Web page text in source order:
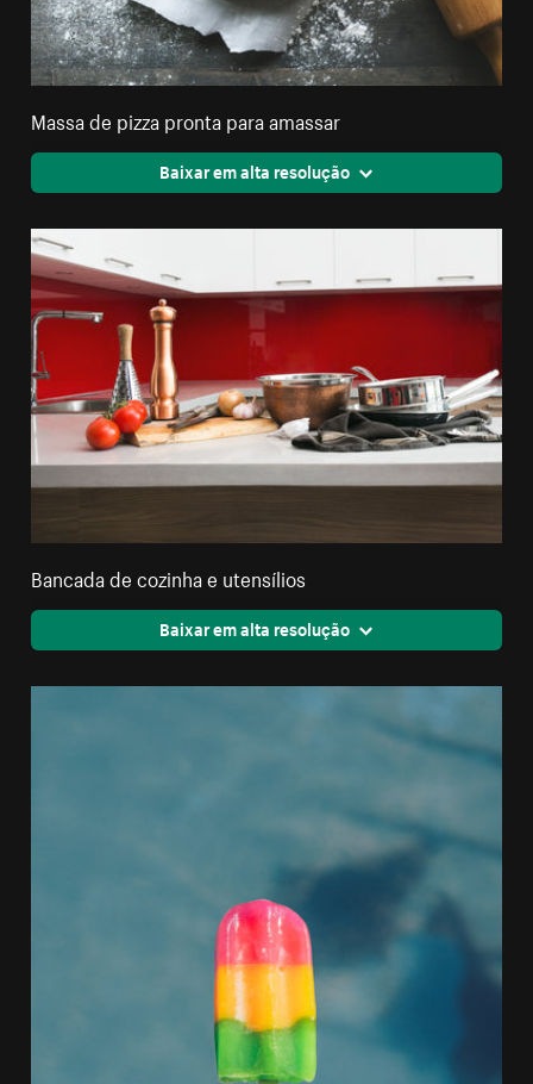
Massa de pizza pronta para amassar
Baixar em alta resolução
Bancada de cozinha e utensílios
Baixar em alta resolução